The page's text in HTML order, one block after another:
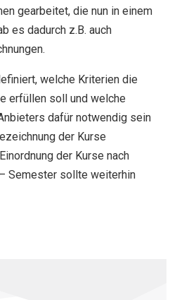
gearbeitet, die nun in einem
es dadurch z.B. auch
welche Kriterien die
erfüllen soll und welche
dafür notwendig sein
der Kurse
der Kurse nach
Semester sollte weiterhin